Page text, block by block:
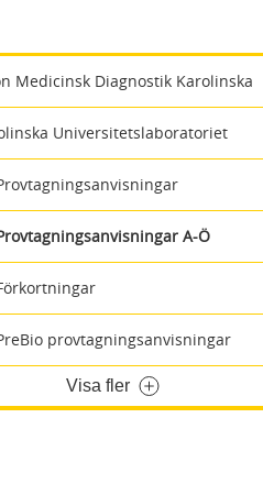
Medicinsk Diagnostik Karolinska
Universitetslaboratoriet
A-Ö
provtagningsanvisningar
Visa fler